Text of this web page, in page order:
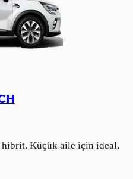
Küçük aile için ideal.